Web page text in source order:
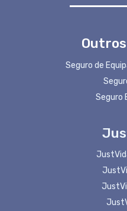
Seguro de
Seguro